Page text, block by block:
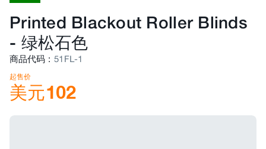
Printed Blackout Roller Blinds
- 绿松石色
商品代码 : 51FL-1
起售价
美元102